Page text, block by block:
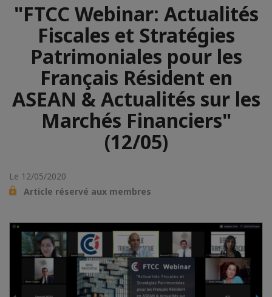
"FTCC Webinar: Actualités
Fiscales et Stratégies
Patrimoniales pour les
Français Résident en
ASEAN & Actualités sur les
Marchés Financiers"
(12/05)
Le 12/05/2020
Article réservé aux membres